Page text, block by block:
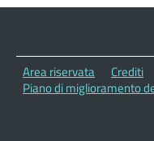
Area riservata Crediti
Piano di miglioramento